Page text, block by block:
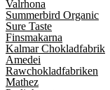
Valrhona
Summerbird Organic
Sure Taste
Finsmakarna
Kalmar Chokladfabrik
Amedei
Rawchokladfabriken
Mathez